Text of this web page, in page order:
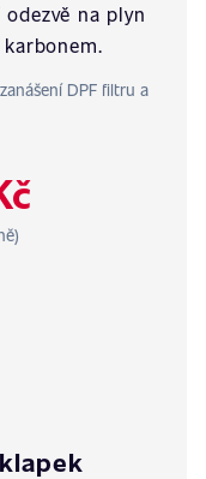
na plyn
DPF filtru a